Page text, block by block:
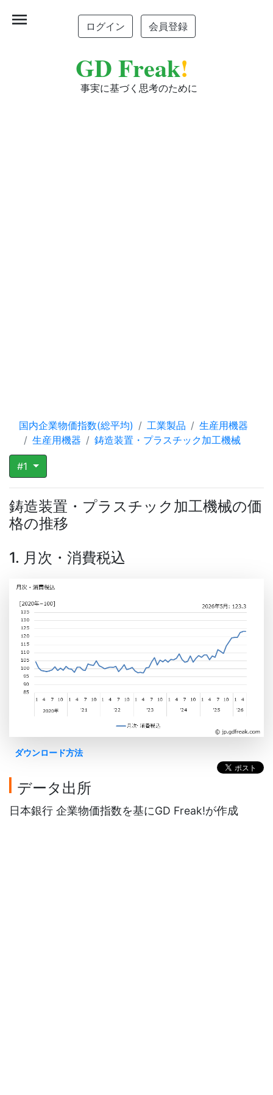
ログイン 会員登録
GD Freak!
事実に基づく思考のために
menu
国内企業物価指数(総平均) 工業製品
生産用機器
生産用機器
鋳造装置・プラスチック加工機械
#1
鋳造装置・プラスチック加工機械の価
格の推移
1. 月次・消費税込
ダウンロード方法
データ出所
日本銀行 企業物価指数を基にGD Freak!が作成